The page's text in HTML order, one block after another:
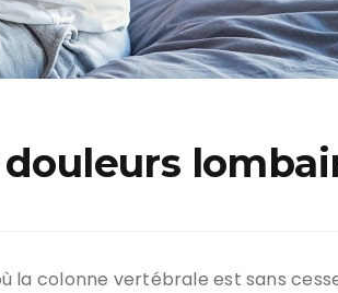
la colonne vertébrale est sans